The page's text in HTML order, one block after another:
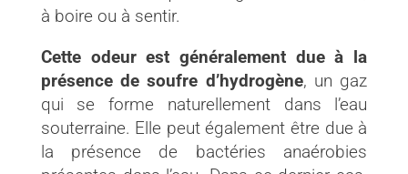
à boire ou à sentir.
Cette odeur est généralement due à la
présence de soufre d’hydrogène, un gaz
qui se forme naturellement dans l’eau
souterraine. Elle peut également être due à
la présence de bactéries anaérobies